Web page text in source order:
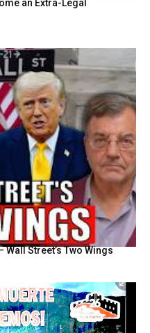
an Extra-Legal
Street’s Two Wings